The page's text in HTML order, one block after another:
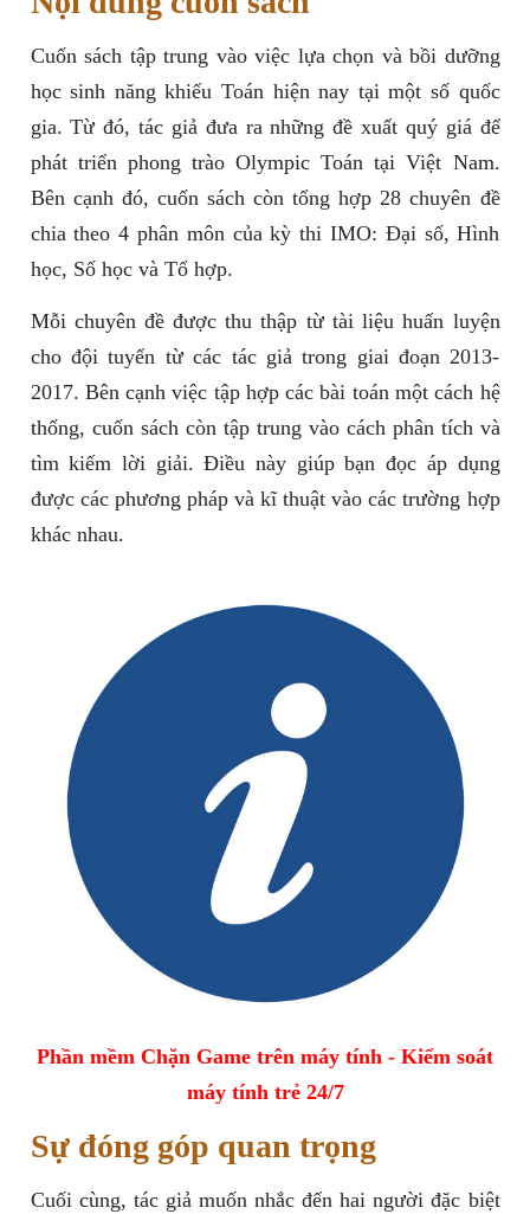
Cuốn sách tập trung vào việc lựa chọn và bồi dưỡng
học sinh năng khiếu Toán hiện nay tại một số quốc
gia. Từ đó, tác giả đưa ra những đề xuất quý giá để
phát triển phong trào Olympic Toán tại Việt Nam.
Bên cạnh đó, cuốn sách còn tổng hợp 28 chuyên đề
chia theo 4 phân môn của kỳ thi IMO: Đại số, Hình
học, Số học và Tổ hợp.
Mỗi chuyên đề được thu thập từ tài liệu huấn luyện
cho đội tuyển từ các tác giả trong giai đoạn 2013-
2017. Bên cạnh việc tập hợp các bài toán một cách hệ
thống, cuốn sách còn tập trung vào cách phân tích và
tìm kiếm lời giải. Điều này giúp bạn đọc áp dụng
được các phương pháp và kĩ thuật vào các trường hợp
khác nhau.
Phần mềm Chặn Game trên máy tính - Kiểm soát
máy tính trẻ 24/7
Sự đóng góp quan trọng
Cuối cùng, tác giả muốn nhắc đến hai người đặc biệt